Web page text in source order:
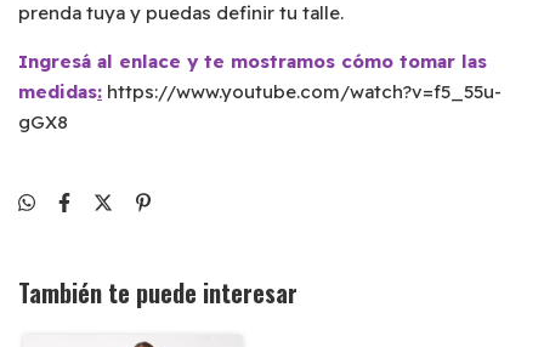
prenda tuya y puedas definir tu talle.
Ingresá al enlace y te mostramos cómo tomar las
medidas: https://www.youtube.com/watch?v=f5_55u-
gGX8
También te puede interesar